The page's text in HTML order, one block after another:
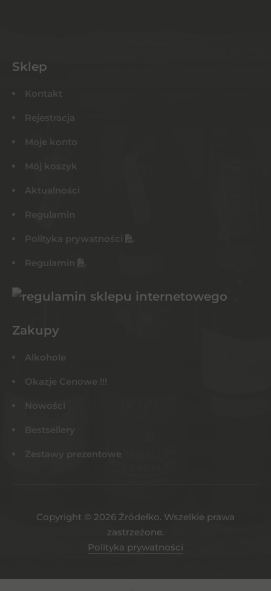
Sklep
Kontakt
Rejestracja
Moje konto
Mój koszyk
Aktualności
Regulamin
Polityka prywatności
Regulamin
Zakupy
Alkohole
Okazje Cenowe !!!
Nowości
Bestsellery
Zestawy prezentowe
Copyright © 2026 Żródełko. Wszelkie prawa
zastrzeżone.
Polityka prywatności